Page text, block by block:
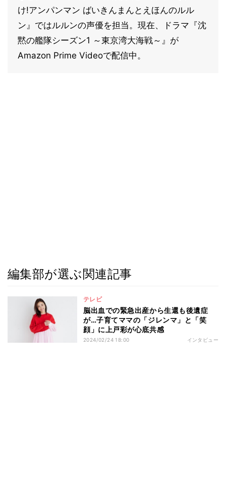
け!アンパンマン ばいきんまんとえほんのルル
ン』ではルルンの声優を担当。現在、ドラマ『沈
黙の艦隊シーズン1 ～東京湾大海戦～』が
Amazon Prime Videoで配信中。
編集部が選ぶ関連記事
テレビ
脳出血での緊急出産から生還も後遺症
が…子育てママの「ジレンマ」と「笑
顔」に上戸彩が心底共感
2024/02/24 18:00 インタビュー